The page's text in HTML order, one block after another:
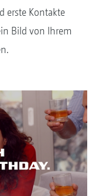
erste Kontakte
Bild von Ihrem